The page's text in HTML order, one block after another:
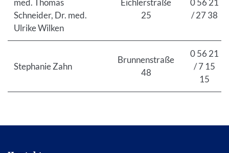
med. Thomas
Schneider, Dr. med.
Ulrike Wilken
Eichlerstraße
25
0 56 21
/ 27 38
Stephanie Zahn
Brunnenstraße
48
0 56 21
/ 7 15
15